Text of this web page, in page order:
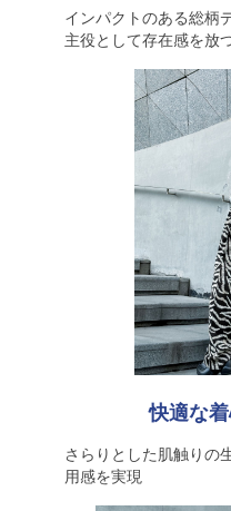
インパクトのある総柄
主役として存在感を放
快適な
さらりとした肌触りの
用感を実現